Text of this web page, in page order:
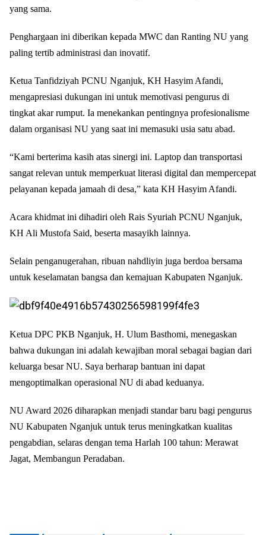
yang sama.
Penghargaan ini diberikan kepada MWC dan Ranting NU yang
paling tertib administrasi dan inovatif.
Ketua Tanfidziyah PCNU Nganjuk, KH Hasyim Afandi,
mengapresiasi dukungan ini untuk memotivasi pengurus di
tingkat akar rumput. Ia menekankan pentingnya profesionalisme
dalam organisasi NU yang saat ini memasuki usia satu abad.
“Kami berterima kasih atas sinergi ini. Laptop dan transportasi
sangat relevan untuk memperkuat literasi digital dan mempercepat
pelayanan kepada jamaah di desa,” kata KH Hasyim Afandi.
Acara khidmat ini dihadiri oleh Rais Syuriah PCNU Nganjuk,
KH Ali Mustofa Said, beserta masayikh lainnya.
Selain penganugerahan, ribuan nahdliyin juga berdoa bersama
untuk keselamatan bangsa dan kemajuan Kabupaten Nganjuk.
Ketua DPC PKB Nganjuk, H. Ulum Basthomi, menegaskan
bahwa dukungan ini adalah kewajiban moral sebagai bagian dari
keluarga besar NU. Saya berharap bantuan ini dapat
mengoptimalkan operasional NU di abad keduanya.
NU Award 2026 diharapkan menjadi standar baru bagi pengurus
NU Kabupaten Nganjuk untuk terus meningkatkan kualitas
pengabdian, selaras dengan tema Harlah 100 tahun: Merawat
Jagat, Membangun Peradaban.